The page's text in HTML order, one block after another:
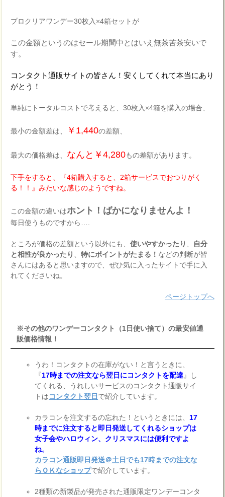
プロクリアワンデー30枚入×4箱セットが
この金額というのはセール期間中とはいえ無茶苦茶安いで
す。
コンタクト通販サイトの皆さん！安くしてくれて本当にあり
がとう！
単純にトータルコストで考えると、30枚入×4箱を購入の場合、
最小の金額差は、 ￥1,440の差額、
最大の価格差は、 なんと￥4,280もの差額があります。
下手をすると、『4箱購入すると、2箱サービスでおつりがく
る！！』みたいな感じのようですね。
この金額の違いはホント！ばかになりませんよ！
毎日使うものですから….
ところが価格の差額という以外にも、使いやすかったり
自分
と相性が良かったり
、特にポイントがたまる！ などの判断が皆
さんにはあると思いますので、ぜひ気に入ったサイトで手に入
れてくださいね。
ページトップへ
※その他のワンデーコンタクト（1日使い捨て）の最安値通
販価格情報！
うわ！コンタクトの在庫がない！と言うときに、
『17時までの注文なら翌日にコンタクトを配達』し
てくれる、うれしいサービスのコンタクト通販サイ
トはコンタクト翌日 で紹介しています。
カラコンを注文するの忘れた！というときには、 17
時までに注文すると即日発送してくれるショップは
女子会やハロウィン、クリスマスには便利ですよ
ね。
カラコン通販即日発送＠土日でも17時までの注文な
らＯＫなショップで紹介しています。
2種類の新製品が発売された通販限定ワンデーコンタ